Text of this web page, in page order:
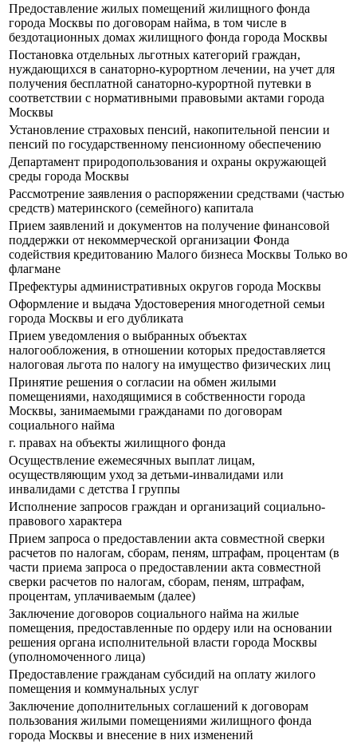
Предоставление жилых помещений жилищного фонда
города Москвы по договорам найма, в том числе в
бездотационных домах жилищного фонда города Москвы
Постановка отдельных льготных категорий граждан,
нуждающихся в санаторно-курортном лечении, на учет для
получения бесплатной санаторно-курортной путевки в
соответствии с нормативными правовыми актами города
Москвы
Установление страховых пенсий, накопительной пенсии и
пенсий по государственному пенсионному обеспечению
Департамент природопользования и охраны окружающей
среды города Москвы
Рассмотрение заявления о распоряжении средствами (частью
средств) материнского (семейного) капитала
Прием заявлений и документов на получение финансовой
поддержки от некоммерческой организации Фонда
содействия кредитованию Малого бизнеса Москвы Только во
флагмане
Префектуры административных округов города Москвы
Оформление и выдача Удостоверения многодетной семьи
города Москвы и его дубликата
Прием уведомления о выбранных объектах
налогообложения, в отношении которых предоставляется
налоговая льгота по налогу на имущество физических лиц
Принятие решения о согласии на обмен жилыми
помещениями, находящимися в собственности города
Москвы, занимаемыми гражданами по договорам
социального найма
г. правах на объекты жилищного фонда
Осуществление ежемесячных выплат лицам,
осуществляющим уход за детьми-инвалидами или
инвалидами с детства I группы
Исполнение запросов граждан и организаций социально-
правового характера
Прием запроса о предоставлении акта совместной сверки
расчетов по налогам, сборам, пеням, штрафам, процентам (в
части приема запроса о предоставлении акта совместной
сверки расчетов по налогам, сборам, пеням, штрафам,
процентам, уплачиваемым (далее)
Заключение договоров социального найма на жилые
помещения, предоставленные по ордеру или на основании
решения органа исполнительной власти города Москвы
(уполномоченного лица)
Предоставление гражданам субсидий на оплату жилого
помещения и коммунальных услуг
Заключение дополнительных соглашений к договорам
пользования жилыми помещениями жилищного фонда
города Москвы и внесение в них изменений